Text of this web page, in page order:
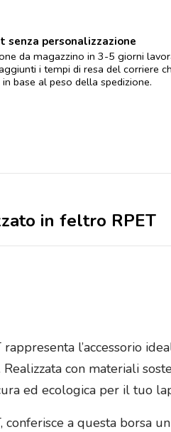
senza personalizzazione
da magazzino in 3-5 giorni
i tempi di resa del corriere
base al peso della spedizione.
in feltro RPET
l’accessorio
con materiali
ed ecologica per il tuo
a questa borsa